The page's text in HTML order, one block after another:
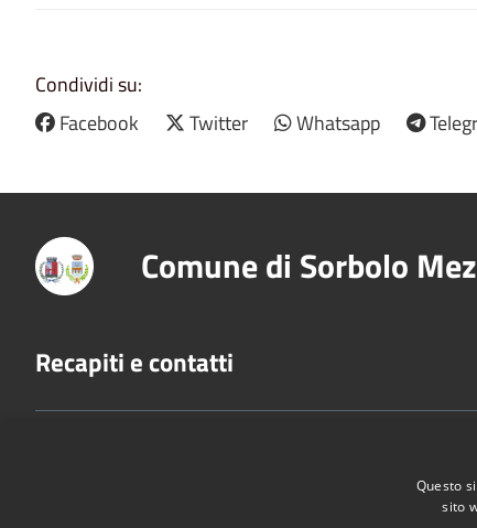
Condividi su:
Facebook
Twitter Whatsapp
Comune di Sorbolo
Recapiti e contatti
Questo
sito